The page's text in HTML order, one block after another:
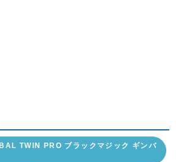
TWIN PRO ブラックマジック ギンバ